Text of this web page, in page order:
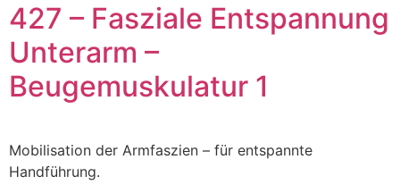
427 – Fasziale Entspannung
Unterarm –
Beugemuskulatur 1
Mobilisation der Armfaszien – für entspannte
Handführung.